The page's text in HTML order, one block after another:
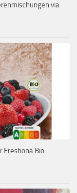
via
Freshona Bio